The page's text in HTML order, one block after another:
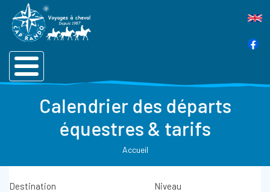
Calendrier des départs
équestres & tarifs
Accueil
Destination Niveau